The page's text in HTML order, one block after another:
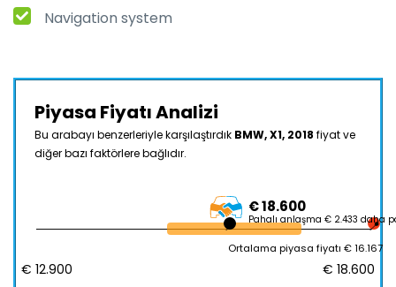
Navigation system
Piyasa Fiyatı Analizi
Bu arabayı benzerleriyle karşılaştırdık BMW, X1, 2018 fiyat ve
diğer bazı faktörlere bağlıdır.
€ 18.600
Pahalı anlaşma € 2.433 daha
Ortalama piyasa fiyatı € 16.167
€ 12.900 € 18.600